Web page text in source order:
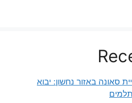
סאונה באזור נחשון: יבוא